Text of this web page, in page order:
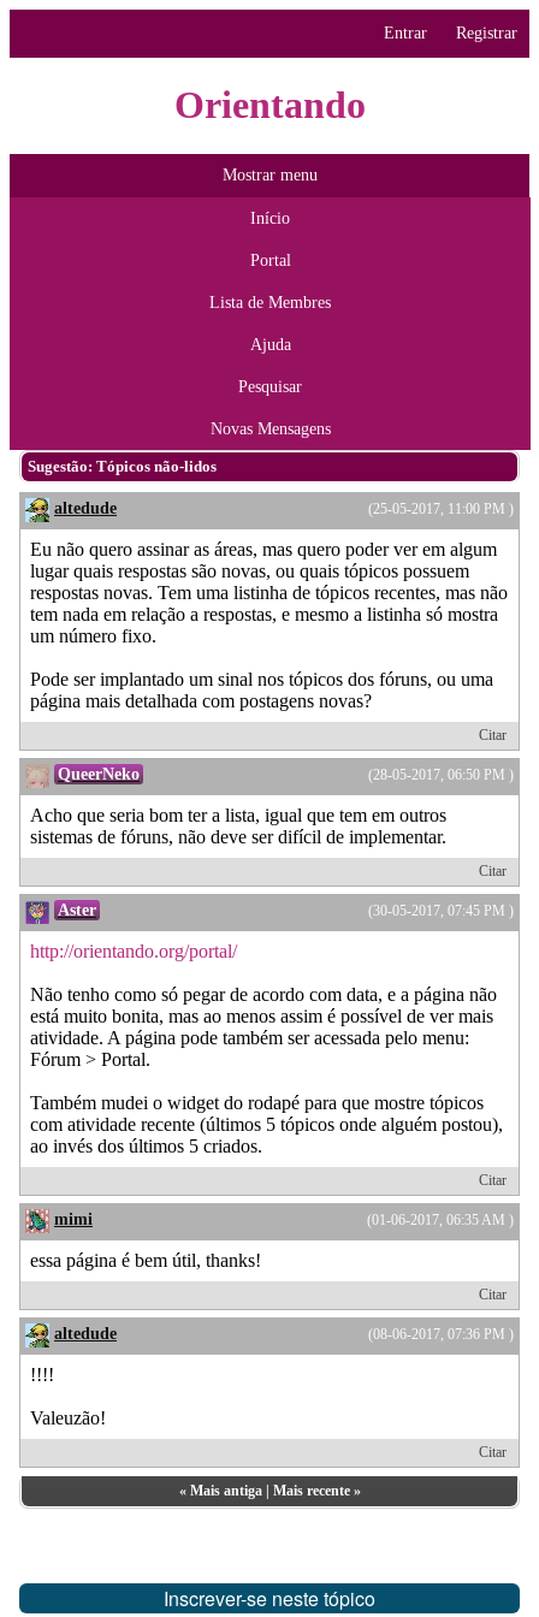
Entrar Registrar
Orientando
Mostrar menu
Início
Portal
Lista de Membres
Ajuda
Pesquisar
Novas Mensagens
Sugestão: Tópicos não-lidos
(25-05-2017, 11:00 PM )
altedude
Eu não quero assinar as áreas, mas quero poder ver em algum
lugar quais respostas são novas, ou quais tópicos possuem
respostas novas. Tem uma listinha de tópicos recentes, mas não
tem nada em relação a respostas, e mesmo a listinha só mostra
um número fixo.
Pode ser implantado um sinal nos tópicos dos fóruns, ou uma
página mais detalhada com postagens novas?
Citar
(28-05-2017, 06:50 PM )
QueerNeko
Acho que seria bom ter a lista, igual que tem em outros
sistemas de fóruns, não deve ser difícil de implementar.
Citar
(30-05-2017, 07:45 PM )
Aster
http://orientando.org/portal/
Não tenho como só pegar de acordo com data, e a página não
está muito bonita, mas ao menos assim é possível de ver mais
atividade. A página pode também ser acessada pelo menu:
Fórum > Portal.
Também mudei o widget do rodapé para que mostre tópicos
com atividade recente (últimos 5 tópicos onde alguém postou),
ao invés dos últimos 5 criados.
Citar
(01-06-2017, 06:35 AM )
mimi
essa página é bem útil, thanks!
Citar
(08-06-2017, 07:36 PM )
altedude
!!!!
Valeuzão!
Citar
« Mais antiga| Mais recente»
Inscrever-se neste tópico